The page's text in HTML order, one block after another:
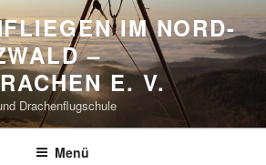
IM NORD-
–
E. V.
Drachenflugschule
Menü